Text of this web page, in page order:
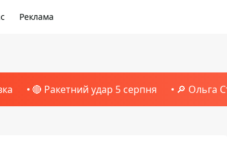
Реклама
🔴 Ракетний удар 5 серпня 🔎 Ольга